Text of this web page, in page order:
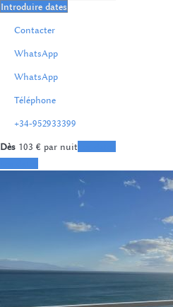
Introduire dates
Contacter
WhatsApp
WhatsApp
Téléphone
+34-952933399
Dès 103 € par nuit